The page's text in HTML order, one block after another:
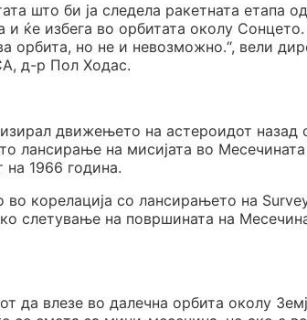
што би ја следела ракетната етапа
и ќе избега во орбитата околу
орбита, но не и невозможно.“, вели
д-р Пол Ходас.
движењето на астероидот назад
лансирање на мисијата во
на 1966 година.
во корелација со лансирањето на
слетување на површината на
да влезе во далечна орбита околу